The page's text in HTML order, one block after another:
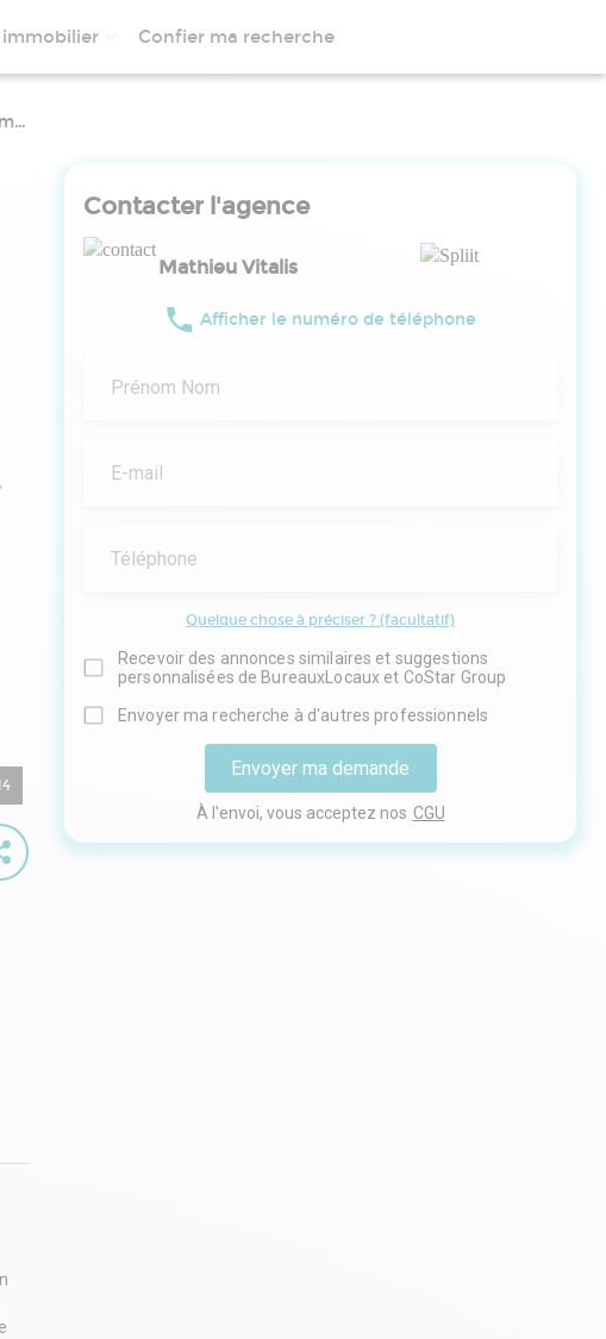
immobilier Confier ma recherche
Location local d'activités gémenos 13420
Contacter l'agence
Mathieu Vitalis
Afficher le numéro de téléphone
Prénom Nom
E-mail
Téléphone
Quelque chose à préciser ? (facultatif)
Recevoir des annonces similaires et suggestions
personnalisées de BureauxLocaux et CoStar Group
Envoyer ma recherche à d'autres professionnels
Envoyer ma demande
À l'envoi, vous acceptez nos CGU